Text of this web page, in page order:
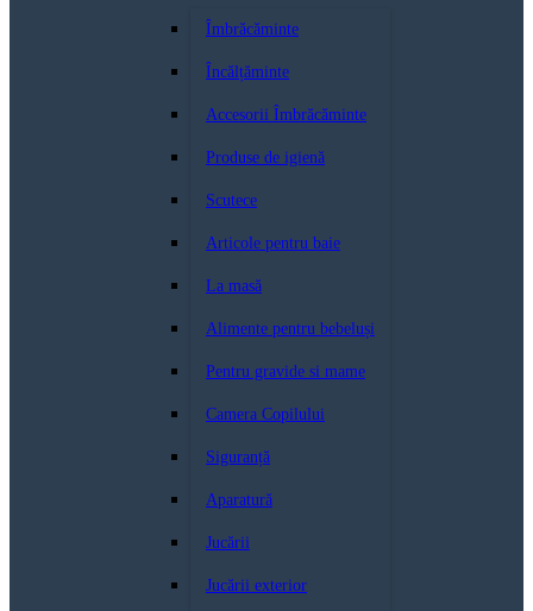
Îmbrăcăminte
Încălțăminte
Accesorii Îmbrăcăminte
Produse de igienă
Scutece
Articole pentru baie
La masă
Alimente pentru bebeluși
Pentru gravide si mame
Camera Copilului
Siguranță
Aparatură
Jucării
Jucării exterior